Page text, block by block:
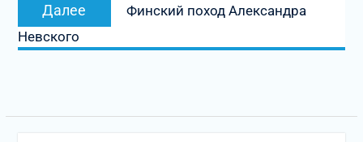
Далее
запись:
Финский поход Александра
Невского